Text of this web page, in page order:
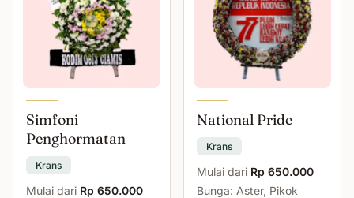
Simfoni
Penghormatan
Krans
Mulai dari Rp 650.000
National Pride
Krans
Mulai dari Rp 650.000
Bunga: Aster, Pikok